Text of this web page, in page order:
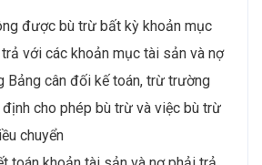
được bù trừ bất kỳ khoản mục
với các khoản mục tài sản và nợ
Bảng cân đối kế toán, trừ trường
cho phép bù trừ và việc bù trừ
chuyển